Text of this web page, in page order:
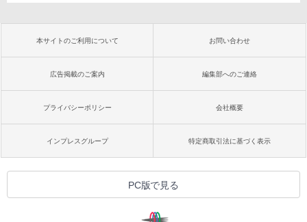
本サイトのご利用について お問い合わせ
広告掲載のご案内 編集部へのご連絡
プライバシーポリシー 会社概要
インプレスグループ 特定商取引法に基づく表示
PC版で見る